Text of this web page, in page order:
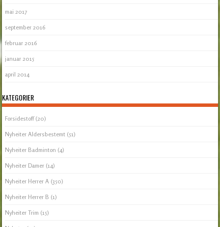
mai 2017
september 2016
februar 2016
januar 2015
april 2014
KATEGORIER
Forsidestoff(20)
Nyheiter Aldersbestemt (51)
Nyheiter Badminton (4)
Nyheiter Damer (14)
Nyheiter Herrer A (350)
Nyheiter Herrer B (1)
Nyheiter Trim (15)